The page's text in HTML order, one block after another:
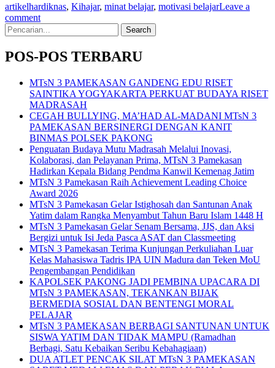
artikelhardiknas, Kihajar, minat belajar, motivasi belajarLeave a
comment
Search
for:
POS-POS TERBARU
MTsN 3 PAMEKASAN GANDENG EDU RISET
SAINTIKA YOGYAKARTA PERKUAT BUDAYA RISET
MADRASAH
CEGAH BULLYING, MA’HAD AL-MADANI MTsN 3
PAMEKASAN BERSINERGI DENGAN KANIT
BINMAS POLSEK PAKONG
Penguatan Budaya Mutu Madrasah Melalui Inovasi,
Kolaborasi, dan Pelayanan Prima, MTsN 3 Pamekasan
Hadirkan Kepala Bidang Pendma Kanwil Kemenag Jatim
MTsN 3 Pamekasan Raih Achievement Leading Choice
Award 2026
MTsN 3 Pamekasan Gelar Istighosah dan Santunan Anak
Yatim dalam Rangka Menyambut Tahun Baru Islam 1448 H
MTsN 3 Pamekasan Gelar Senam Bersama, JJS, dan Aksi
Bergizi untuk Isi Jeda Pasca ASAT dan Classmeeting
MTsN 3 Pamekasan Terima Kunjungan Perkuliahan Luar
Kelas Mahasiswa Tadris IPA UIN Madura dan Teken MoU
Pengembangan Pendidikan
KAPOLSEK PAKONG JADI PEMBINA UPACARA DI
MTsN 3 PAMEKASAN, TEKANKAN BIJAK
BERMEDIA SOSIAL DAN BENTENGI MORAL
PELAJAR
MTsN 3 PAMEKASAN BERBAGI SANTUNAN UNTUK
SISWA YATIM DAN TIDAK MAMPU (Ramadhan
Berbagi, Satu Kebaikan Seribu Kebahagiaan)
DUA ATLET PENCAK SILAT MTsN 3 PAMEKASAN